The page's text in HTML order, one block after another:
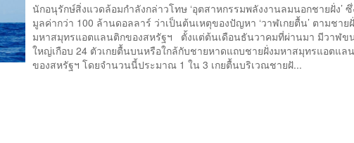
นักอนุรักษ์สิ่งแวดล้อมกำลังกล่าวโทษ ‘อุตสาหกรรมพลังงานลมนอกชายฝั่ง’ ซึ่
มูลค่ากว่า 100 ล้านดอลลาร์ ว่าเป็นต้นเหตุของปัญหา ‘วาฬเกยตื้น’ ตามชาย
มหาสมุทรแอตแลนติกของสหรัฐฯ ตั้งแต่ต้นเดือนธันวาคมที่ผ่านมา มีวาฬข
ใหญ่เกือบ 24 ตัวเกยตื้นบนหรือใกล้กับชายหาดแถบชายฝั่งมหาสมุทรแอตแล
ของสหรัฐฯ โดยจำนวนนี้ประมาณ 1 ใน 3 เกยตื้นบริเวณชายฝั...